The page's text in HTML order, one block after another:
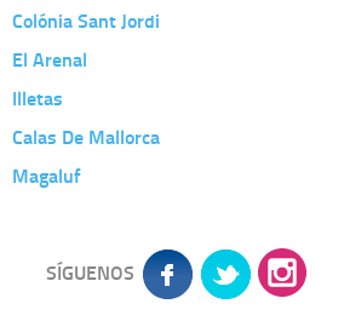
Colónia Sant Jordi
El Arenal
Illetas
Calas De Mallorca
Magaluf
SÍGUENOS